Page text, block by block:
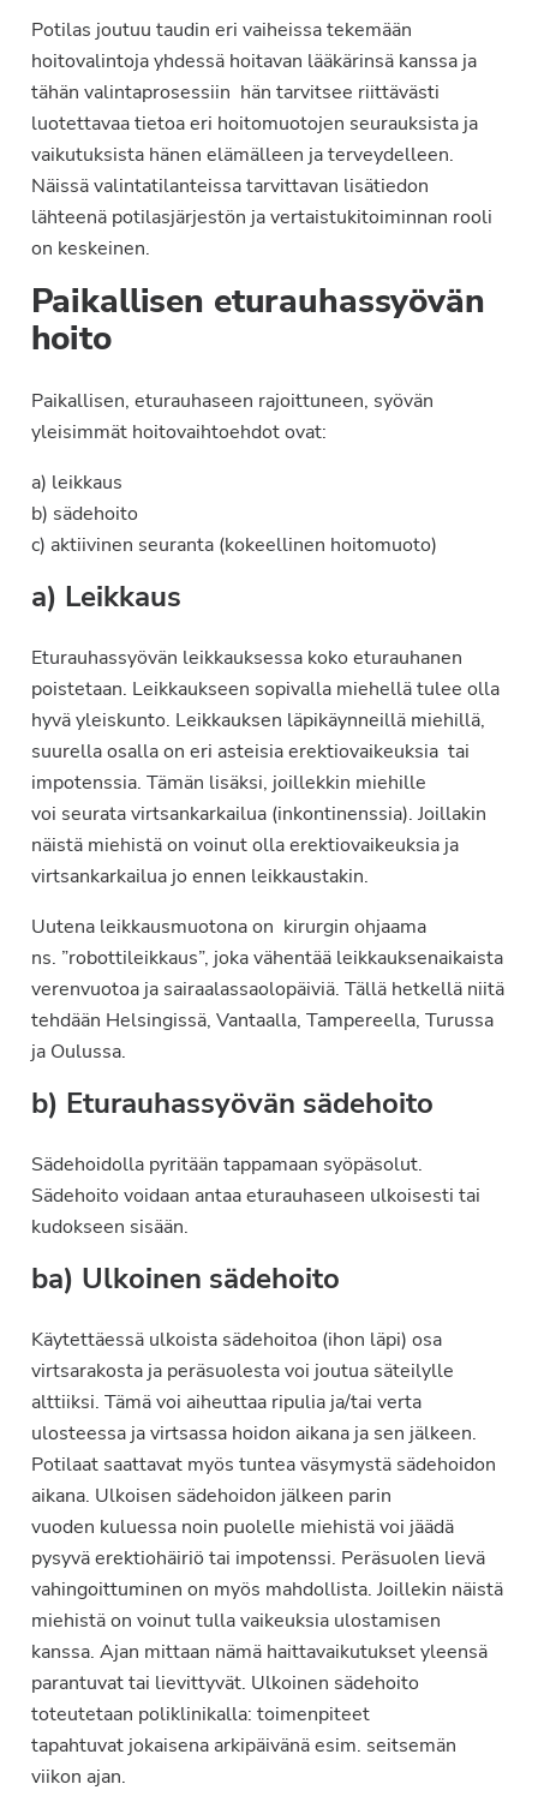
Potilas joutuu taudin eri vaiheissa tekemään
hoitovalintoja yhdessä hoitavan lääkärinsä kanssa ja
tähän valintaprosessiin hän tarvitsee riittävästi
luotettavaa tietoa eri hoitomuotojen seurauksista ja
vaikutuksista hänen elämälleen ja terveydelleen.
Näissä valintatilanteissa tarvittavan lisätiedon
lähteenä potilasjärjestön ja vertaistukitoiminnan rooli
on keskeinen.
Paikallisen eturauhassyövän
hoito
Paikallisen, eturauhaseen rajoittuneen, syövän
yleisimmät hoitovaihtoehdot ovat:
a) leikkaus
b) sädehoito
c) aktiivinen seuranta (kokeellinen hoitomuoto)
a) Leikkaus
Eturauhassyövän leikkauksessa koko eturauhanen
poistetaan. Leikkaukseen sopivalla miehellä tulee olla
hyvä yleiskunto. Leikkauksen läpikäynneillä miehillä,
suurella osalla on eri asteisia erektiovaikeuksia tai
impotenssia. Tämän lisäksi, joillekkin miehille
voi seurata virtsankarkailua (inkontinenssia). Joillakin
näistä miehistä on voinut olla erektiovaikeuksia ja
virtsankarkailua jo ennen leikkaustakin.
Uutena leikkausmuotona on kirurgin ohjaama
ns. ”robottileikkaus”, joka vähentää leikkauksenaikaista
verenvuotoa ja sairaalassaolopäiviä. Tällä hetkellä niitä
tehdään Helsingissä, Vantaalla, Tampereella, Turussa
ja Oulussa.
b) Eturauhassyövän sädehoito
Sädehoidolla pyritään tappamaan syöpäsolut.
Sädehoito voidaan antaa eturauhaseen ulkoisesti tai
kudokseen sisään.
ba) Ulkoinen sädehoito
Käytettäessä ulkoista sädehoitoa (ihon läpi) osa
virtsarakosta ja peräsuolesta voi joutua säteilylle
alttiiksi. Tämä voi aiheuttaa ripulia ja/tai verta
ulosteessa ja virtsassa hoidon aikana ja sen jälkeen.
Potilaat saattavat myös tuntea väsymystä sädehoidon
aikana. Ulkoisen sädehoidon jälkeen parin
vuoden kuluessa noin puolelle miehistä voi jäädä
pysyvä erektiohäiriö tai impotenssi. Peräsuolen lievä
vahingoittuminen on myös mahdollista. Joillekin näistä
miehistä on voinut tulla vaikeuksia ulostamisen
kanssa. Ajan mittaan nämä haittavaikutukset yleensä
parantuvat tai lievittyvät. Ulkoinen sädehoito
toteutetaan poliklinikalla: toimenpiteet
tapahtuvat jokaisena arkipäivänä esim. seitsemän
viikon ajan.